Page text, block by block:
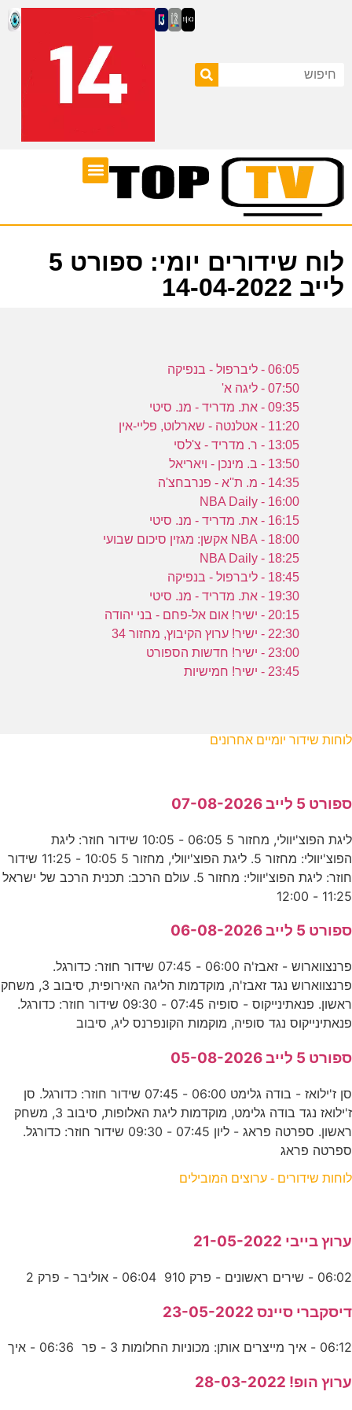
לוח שידורים יומי: ספורט 5
לייב 14-04-2022
06:05 - ליברפול - בנפיקה
07:50 - ליגה א'
09:35 - את. מדריד - מנ. סיטי
11:20 - אטלנטה - שארלוט, פליי-אין
13:05 - ר. מדריד - צ'לסי
13:50 - ב. מינכן - ויאריאל
14:35 - מ. ת''א - פנרבחצ'ה
16:00 - NBA Daily
16:15 - את. מדריד - מנ. סיטי
18:00 - NBA אקשן: מגזין סיכום שבועי
18:25 - NBA Daily
18:45 - ליברפול - בנפיקה
19:30 - את. מדריד - מנ. סיטי
20:15 - ישיר! אום אל-פחם - בני יהודה
22:30 - ישיר! ערוץ הקיבוץ, מחזור 34
23:00 - ישיר! חדשות הספורט
23:45 - ישיר! חמישיות
לוחות שידור יומיים אחרונים
ספורט 5 לייב 07-08-2026
ליגת הפוצ'יוולי, מחזור 5 06:05 - 10:05 שידור חוזר: ליגת
הפוצ'יוולי: מחזור 5. ליגת הפוצ'יוולי, מחזור 5 10:05 - 11:25 שידור
חוזר: ליגת הפוצ'יוולי: מחזור 5. עולם הרכב: תכנית הרכב של ישראל
11:25 - 12:00
ספורט 5 לייב 06-08-2026
פרנצווארוש - זאבז'ה 06:00 - 07:45 שידור חוזר: כדורגל.
פרנצווארוש נגד זאבז'ה, מוקדמות הליגה האירופית, סיבוב 3, משחק
ראשון. פנאתינייקוס - סופיה 07:45 - 09:30 שידור חוזר: כדורגל.
פנאתינייקוס נגד סופיה, מוקמות הקונפרנס ליג, סיבוב
ספורט 5 לייב 05-08-2026
סן ז'ילואז - בודה גלימט 06:00 - 07:45 שידור חוזר: כדורגל. סן
ז'ילואז נגד בודה גלימט, מוקדמות ליגת האלופות, סיבוב 3, משחק
ראשון. ספרטה פראג - ליון 07:45 - 09:30 שידור חוזר: כדורגל.
ספרטה פראג
לוחות שידורים - ערוצים המובילים
ערוץ בייבי 21-05-2022
06:02 - שירים ראשונים - פרק 910 06:04 - אוליבר - פרק 2
דיסקברי סיינס 23-05-2022
06:12 - איך מייצרים אותן: מכוניות החלומות 3 - פר 06:36 - איך
ערוץ הופ! 28-03-2022